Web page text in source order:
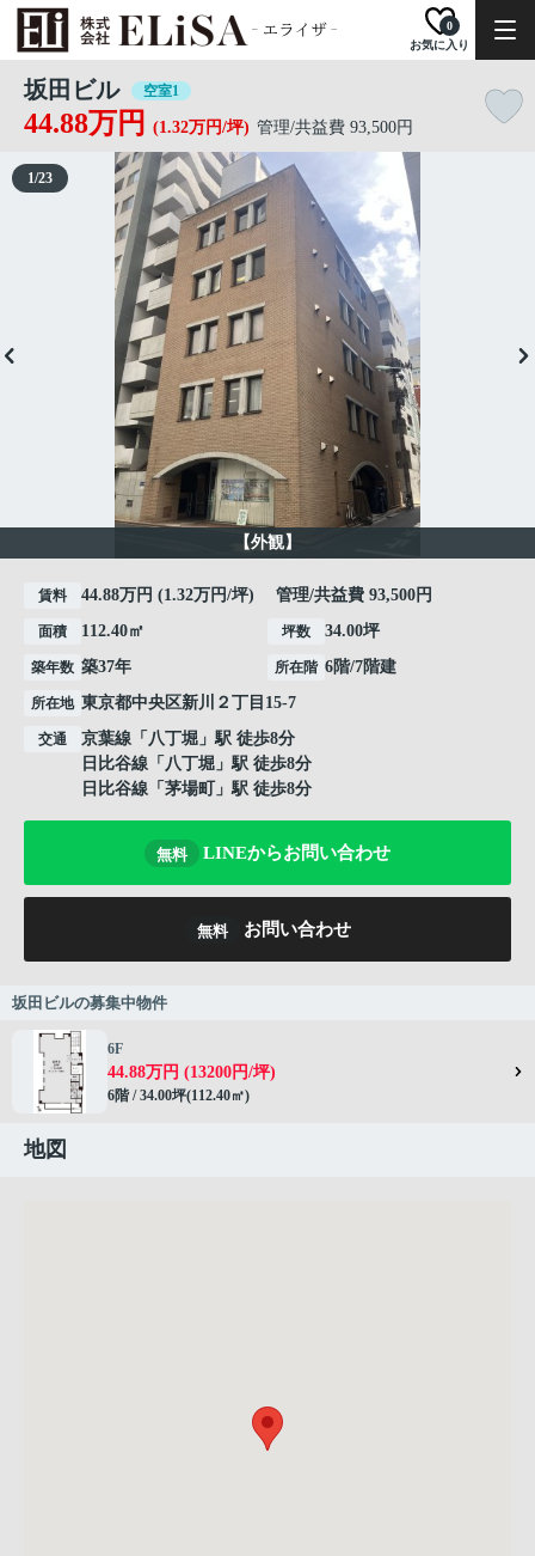
お気に入り
0
坂田ビル 空室1
44.88万円 (1.32万円/坪) 管理/共益費 93,500円
【外観】
1/23
賃料 44.88万円 (1.32万円/坪) 管理/共益費 93,500円
面積 112.40㎡ 坪数 34.00坪
築年数 築37年 所在階 6階/7階建
所在地 東京都中央区新川 ２丁目15-7
交通 京葉線 「 八丁堀 」駅 徒歩8分
日比谷線 「 八丁堀 」駅 徒歩8分
日比谷線 「 茅場町 」駅 徒歩8分
無料 LINEからお問い合わせ
無料 お問い合わせ
坂田ビルの募集中物件
6F
44.88万円 (13200円/坪)
6階 / 34.00坪(112.40㎡)
地図